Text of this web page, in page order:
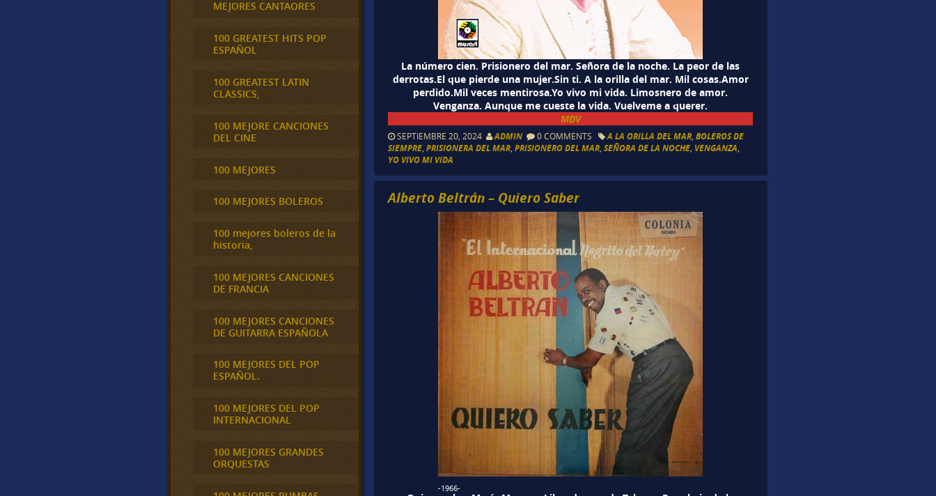
La número cien. Prisionero del mar. Señora de la noche. La peor de las
derrotas.El que pierde una mujer.Sin ti. A la orilla del mar. Mil cosas.Amor
perdido.Mil veces mentirosa.Yo vivo mi vida. Limosnero de amor.
Venganza. Aunque me cueste la vida. Vuelveme a querer.
MDV
SEPTIEMBRE 20, 2024 ADMIN 0 COMMENTS A LA ORILLA DEL MAR ,BOLEROS DE
SIEMPRE ,PRISIONERA DEL MAR ,PRISIONERO DEL MAR ,SEÑORA DE LA NOCHE VENGANZA
YO VIVO MI VIDA
Alberto Beltrán – Quiero Saber
-1966-
MEJORES CANTAORES
100 GREATEST HITS POP
ESPAÑOL
100 GREATEST LATIN
CLASSICS,
100 MEJORE CANCIONES
DEL CINE
100 MEJORES
100 MEJORES BOLEROS
100 mejores boleros de la
historia,
100 MEJORES CANCIONES
DE FRANCIA
100 MEJORES CANCIONES
DE GUITARRA ESPAÑOLA
100 MEJORES DEL POP
ESPAÑOL.
100 MEJORES DEL POP
INTERNACIONAL
100 MEJORES GRANDES
ORQUESTAS